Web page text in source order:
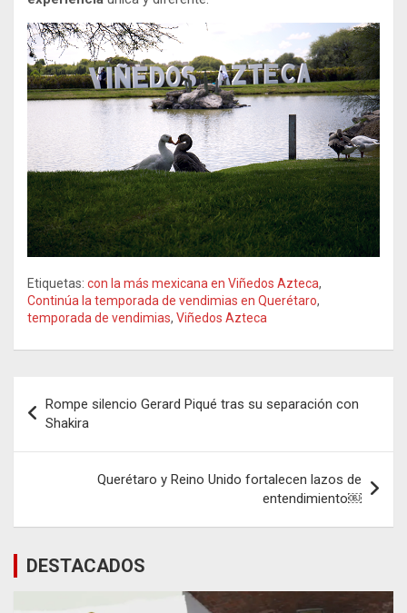
Etiquetas: con la más mexicana en Viñedos Azteca,
Continúa la temporada de vendimias en Querétaro,
temporada de vendimias, Viñedos Azteca
de
entradas
Rompe silencio Gerard Piqué tras su separación con
Shakira
Querétaro y Reino Unido fortalecen lazos de
entendimiento￼
DESTACADOS